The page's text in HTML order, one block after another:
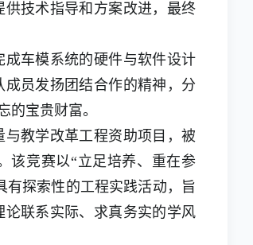
技术指导和方案改进，最终
车模系统的硬件与软件设计
员发扬团结合作的精神，分
的宝贵财富。
教学改革工程资助项目，被
该竞赛以“立足培养、重在参
有探索性的工程实践活动，旨
联系实际、求真务实的学风